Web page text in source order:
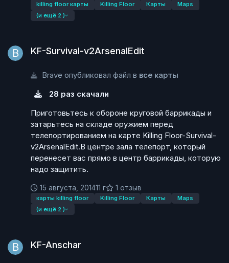
killing floor карты Killing Floor Карты
Maps
(и ещё 2 )
KF-Survival-v2ArsenalEdit
Brave опубликовал файл в все карты
28 раз скачали
Приготовьтесь к обороне круговой баррикады и
затарьтесь на складе оружием перед
телепортированием на карте Killing Floor-Survival-
v2ArsenalEdit.В центре зала телепорт, который
перенесет вас прямо в центр баррикады, которую
надо защитить.
15 августа, 201411 г 1 отзыв
карты killing floor Killing Floor Карты
Maps
(и ещё 2 )
KF-Anschar